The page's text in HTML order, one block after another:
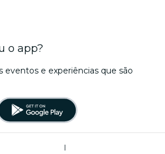
o app?
eventos e experiências que são
|